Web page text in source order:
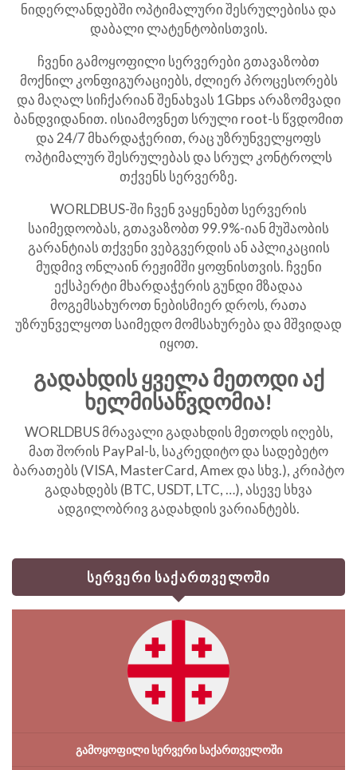
ნიდერლანდებში ოპტიმალური შესრულებისა და
დაბალი ლატენტობისთვის.
ჩვენი გამოყოფილი სერვერები გთავაზობთ
მოქნილ კონფიგურაციებს, ძლიერ პროცესორებს
და მაღალ სიჩქარიან შენახვას 1Gbps არაზომვადი
ბანდვიდანით. ისიამოვნეთ სრული root-ს წვდომით
და 24/7 მხარდაჭერით, რაც უზრუნველყოფს
ოპტიმალურ შესრულებას და სრულ კონტროლს
თქვენს სერვერზე.
WORLDBUS-ში ჩვენ ვაყენებთ სერვერის
საიმედოობას, გთავაზობთ 99.9%-იან მუშაობის
გარანტიას თქვენი ვებგვერდის ან აპლიკაციის
მუდმივ ონლაინ რეჟიმში ყოფნისთვის. ჩვენი
ექსპერტი მხარდაჭერის გუნდი მზადაა
მოგემსახუროთ ნებისმიერ დროს, რათა
უზრუნველყოთ საიმედო მომსახურება და მშვიდად
იყოთ.
გადახდის ყველა მეთოდი აქ
ხელმისაწვდომია!
WORLDBUS მრავალი გადახდის მეთოდს იღებს,
მათ შორის PayPal-ს, საკრედიტო და სადებეტო
ბარათებს (VISA, MasterCard, Amex და სხვ.), კრიპტო
გადახდებს (BTC, USDT, LTC, …), ასევე სხვა
ადგილობრივ გადახდის ვარიანტებს.
სერვერი საქართველოში
გამოყოფილი სერვერი საქართველოში